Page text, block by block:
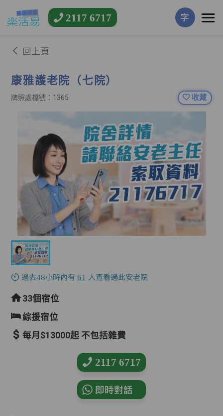
2117 6717 字
回上頁
康雅護老院（七院）
牌照處檔號：1365 收藏
過去48小時內有61 人查看過此安老院
33個宿位
綜援宿位
每月$13000起 不包括雜費
2117 6717
即時對話